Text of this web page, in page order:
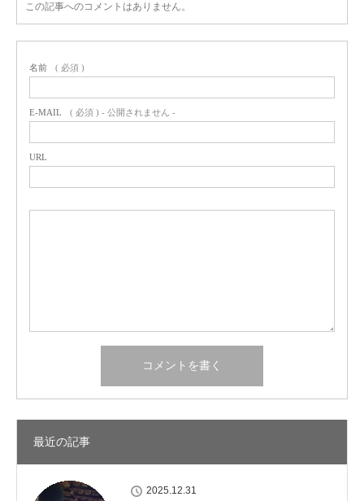
この記事へのコメントはありません。
名前 ( 必須 )
E-MAIL ( 必須 ) - 公開されません -
URL
最近の記事
2025.12.31